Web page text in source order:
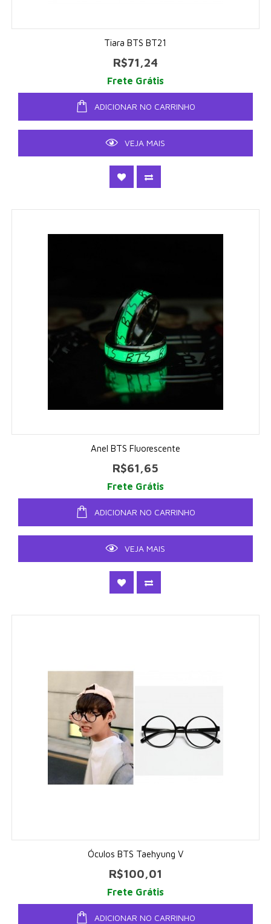
Tiara BTS BT21
R$71,24
Frete Grátis
ADICIONAR NO CARRINHO
VEJA MAIS
Anel BTS Fluorescente
R$61,65
Frete Grátis
ADICIONAR NO CARRINHO
VEJA MAIS
Óculos BTS Taehyung V
R$100,01
Frete Grátis
ADICIONAR NO CARRINHO